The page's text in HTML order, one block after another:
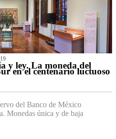
y ley. La moneda del
en el centenario luctuoso
del Banco de México
Monedas única y de baja